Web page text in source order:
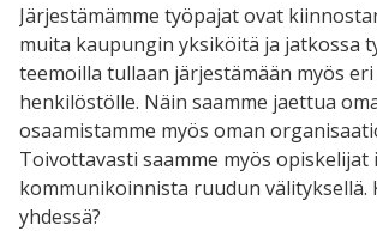
Järjestämämme työpajat ovat
muita kaupungin yksiköitä ja jatkossa
teemoilla tullaan järjestämään myös
henkilöstölle. Näin saamme jaettua
osaamistamme myös oman
Toivottavasti saamme myös opiskelijat
kommunikoinnista ruudun välityksellä.
yhdessä?